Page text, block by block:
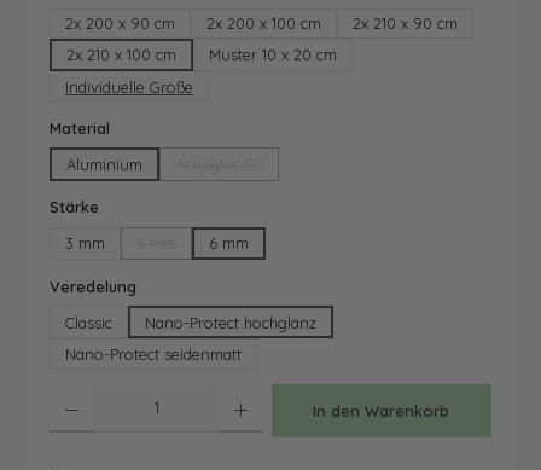
2x 200 x 90 cm
2x 200 x 100 cm
2x 210 x 90 cm
2x 210 x 100 cm
Muster 10 x 20 cm
Individuelle Größe
Material
Aluminium
Stärke
3 mm
(Diese Option ist zurzeit nicht verfügbar.)
6 mm
Veredelung
Classic
Nano-Protect hochglanz
Nano-Protect seidenmatt
In den Warenkorb